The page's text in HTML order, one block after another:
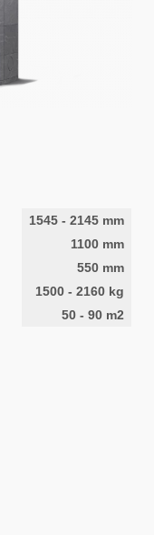
1545 - 2145mm
1100mm
550mm
1500 - 2160kg
50 - 90m2